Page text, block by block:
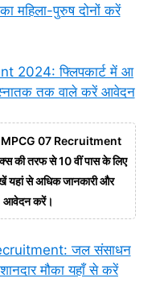
महिला-पुरुष दोनों करें
2024: फ्लिपकार्ट में आ
तक वाले करें आवेदन
07 Recruitment
की तरफ से 10 वीं पास के लिए
यहां से अधिक जानकारी और
आवेदन करें।
जल संसाधन
मौका यहाँ से करें